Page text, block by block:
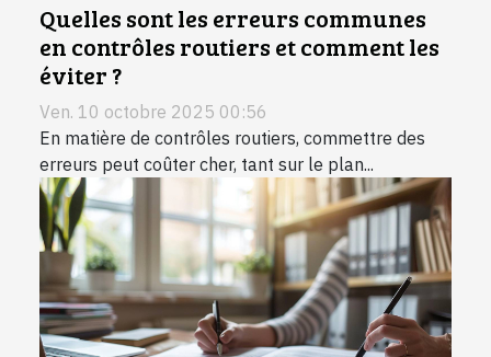
Quelles sont les erreurs communes
en contrôles routiers et comment les
éviter ?
Ven. 10 octobre 2025 00:56
En matière de contrôles routiers, commettre des
erreurs peut coûter cher, tant sur le plan...